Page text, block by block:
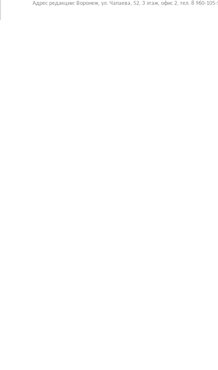
Адрес редакции: Воронеж, ул. Чапаева, 52, 3 этаж, офис 2, тел. 8 960-